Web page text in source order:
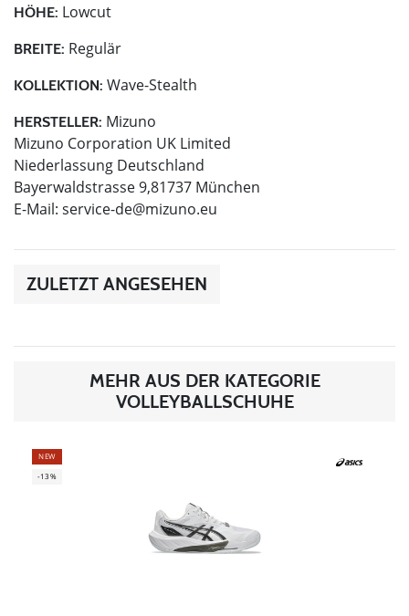
HÖHE: Lowcut
BREITE: Regulär
KOLLEKTION: Wave-Stealth
HERSTELLER: Mizuno
Mizuno Corporation UK Limited
Niederlassung Deutschland
Bayerwaldstrasse 9,81737 München
E-Mail: service-de@mizuno.eu
ZULETZT ANGESEHEN
MEHR AUS DER KATEGORIE
VOLLEYBALLSCHUHE
NEW
-13%